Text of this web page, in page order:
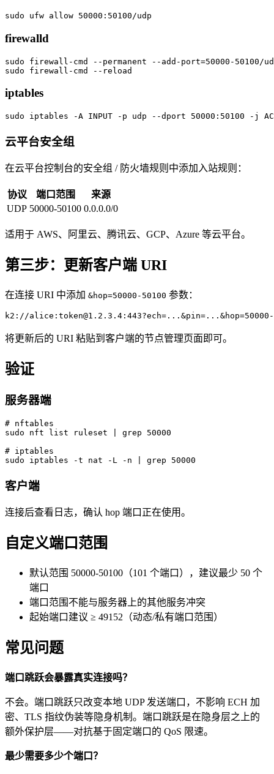
firewalld
sudo firewall-cmd --permanent --add-port=50000-50100/
iptables
云平台安全组
在云平台控制台的安全组 / 防火墙规则中添加入站规则：
协议 端口范围
来源
UDP 50000-50100 0.0.0.0/0
适用于 AWS、阿里云、腾讯云、GCP、Azure 等云平台。
第三步：更新客户端 URI
在连接 URI 中添加 &hop=50000-50100 参数：
将更新后的 URI 粘贴到客户端的节点管理页面即可。
验证
服务器端
# nftables
sudo nft list ruleset | grep 50000
# iptables
客户端
连接后查看日志，确认 hop 端口正在使用。
自定义端口范围
默认范围 50000-50100（101 个端口），建议最少 50 个
端口
端口范围不能与服务器上的其他服务冲突
起始端口建议 ≥ 49152（动态/私有端口范围）
常见问题
端口跳跃会暴露真实连接吗？
不会。端口跳跃只改变本地 UDP 发送端口，不影响 ECH 加
密、TLS 指纹伪装等隐身机制。端口跳跃是在隐身层之上的
额外保护层——对抗基于固定端口的 QoS 限速。
最少需要多少个端口？